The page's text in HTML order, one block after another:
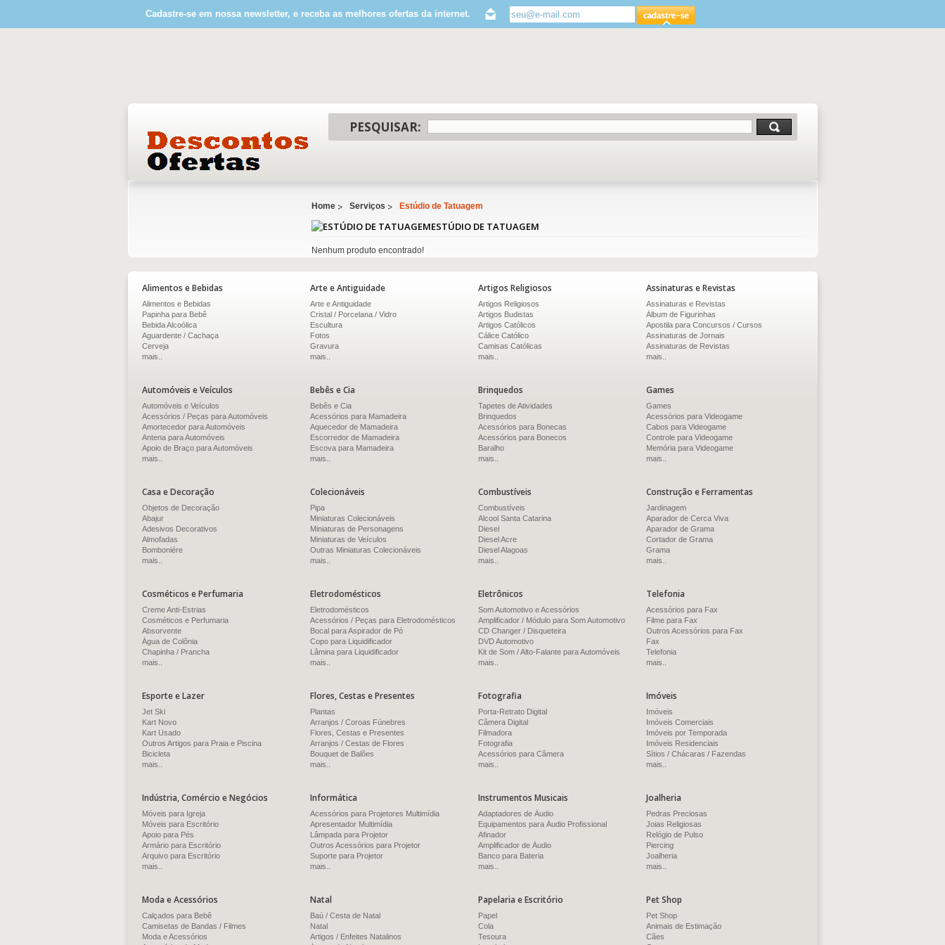
Cadastre-se em nossa newsletter, e receba as melhores ofertas da internet.
PESQUISAR:
Home Serviços Estúdio de Tatuagem
ESTÚDIO DE TATUAGEM
Nenhum produto encontrado!
Alimentos e Bebidas
Alimentos e Bebidas
Papinha para Bebê
Bebida Alcoólica
Aguardente / Cachaça
Cerveja
mais..
Arte e Antiguidade
Arte e Antiguidade
Cristal / Porcelana / Vidro
Escultura
Fotos
Gravura
mais..
Artigos Religiosos
Artigos Religiosos
Artigos Budistas
Artigos Católicos
Cálice Católico
Camisas Católicas
mais..
Assinaturas e Revistas
Assinaturas e Revistas
Álbum de Figurinhas
Apostila para Concursos / Cursos
Assinaturas de Jornais
Assinaturas de Revistas
mais..
Automóveis e Veículos
Automóveis e Veículos
Acessórios / Peças para Automóveis
Amortecedor para Automóveis
Antena para Automóveis
Apoio de Braço para Automóveis
mais..
Bebês e Cia
Bebês e Cia
Acessórios para Mamadeira
Aquecedor de Mamadeira
Escorredor de Mamadeira
Escova para Mamadeira
mais..
Brinquedos
Tapetes de Atividades
Brinquedos
Acessórios para Bonecas
Acessórios para Bonecos
Baralho
mais..
Games
Games
Acessórios para Videogame
Cabos para Videogame
Controle para Videogame
Memória para Videogame
mais..
Casa e Decoração
Objetos de Decoração
Abajur
Adesivos Decorativos
Almofadas
Bomboniére
mais..
Colecionáveis
Pipa
Miniaturas Colecionáveis
Miniaturas de Personagens
Miniaturas de Veículos
Outras Miniaturas Colecionáveis
mais..
Combustíveis
Combustíveis
Alcool Santa Catarina
Diesel
Diesel Acre
Diesel Alagoas
mais..
Construção e Ferramentas
Jardinagem
Aparador de Cerca Viva
Aparador de Grama
Cortador de Grama
Grama
mais..
Cosméticos e Perfumaria
Creme Anti-Estrias
Cosméticos e Perfumaria
Absorvente
Água de Colônia
Chapinha / Prancha
mais..
Eletrodomésticos
Eletrodomésticos
Acessórios / Peças para Eletrodomésticos
Bocal para Aspirador de Pó
Copo para Liquidificador
Lâmina para Liquidificador
mais..
Eletrônicos
Som Automotivo e Acessórios
Amplificador / Módulo para Som Automotivo
CD Changer / Disqueteira
DVD Automotivo
Kit de Som / Alto-Falante para Automóveis
mais..
Telefonia
Acessórios para Fax
Filme para Fax
Outros Acessórios para Fax
Fax
Telefonia
mais..
Esporte e Lazer
Jet Ski
Kart Novo
Kart Usado
Outros Artigos para Praia e Piscina
Bicicleta
mais..
Flores, Cestas e Presentes
Plantas
Arranjos / Coroas Fúnebres
Flores, Cestas e Presentes
Arranjos / Cestas de Flores
Bouquet de Balões
mais..
Fotografia
Porta-Retrato Digital
Câmera Digital
Filmadora
Fotografia
Acessórios para Câmera
mais..
Imóveis
Imóveis
Imóveis Comerciais
Imóveis por Temporada
Imóveis Residenciais
Sítios / Chácaras / Fazendas
mais..
Indústria, Comércio e Negócios
Móveis para Igreja
Móveis para Escritório
Apoio para Pés
Armário para Escritório
Arquivo para Escritório
mais..
Informática
Acessórios para Projetores Multimídia
Apresentador Multimídia
Lâmpada para Projetor
Outros Acessórios para Projetor
Suporte para Projetor
mais..
Instrumentos Musicais
Adaptadores de Áudio
Equipamentos para Áudio Profissional
Afinador
Amplificador de Áudio
Banco para Bateria
mais..
Joalheria
Pedras Preciosas
Joias Religiosas
Relógio de Pulso
Piercing
Joalheria
mais..
Moda e Acessórios
Calçados para Bebê
Camisetas de Bandas / Filmes
Moda e Acessórios
Natal
Baú / Cesta de Natal
Natal
Artigos / Enfeites Natalinos
Papelaria e Escritório
Papel
Cola
Tesoura
Pet Shop
Pet Shop
Animais de Estimação
Cães